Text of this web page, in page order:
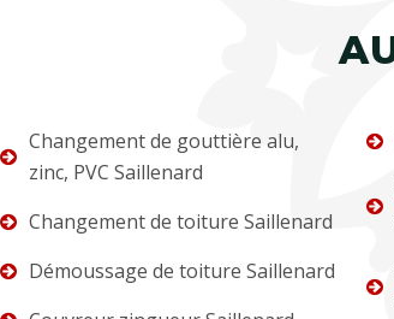
Changement de gouttière alu,
zinc, PVC Saillenard
Changement de toiture Saillenard
Démoussage de toiture Saillenard